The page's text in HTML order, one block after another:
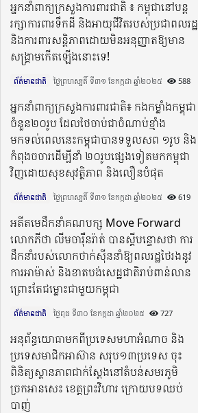
អ្នកនាំពាក្យក្រសួងការពារជាតិ ៖ កម្ពុជានៅបន្ត
រក្សាការពារទឹកដី និងអាយុជីវិតរបស់ប្រជាពលរដ្ឋ
និងការពារសន្តិភាពដោយមិនអនុញ្ញាតឱ្យមាន
សង្គ្រាមកើតឡើងនោះទេ!
ព័ត៌មានជាតិ ថ្ងៃព្រហស្បតិ៍ ទី៣១ ខែកក្កដា ឆ្នាំ២០២៥​ 588
អ្នកនាំពាក្យក្រសួងការពារជាតិ៖ កងកម្លាំងកម្ពុជា
ចំនួន២០រូប ដែលថៃចាប់ជាចំណាប់ខ្មាំង
មកទល់ពេលនេះកម្ពុជាបានទទួលសព ១រូប និង
កំពុងចចារដើម្បីនាំ ២០រូបផ្សេងទៀតមកកម្ពុជា
វិញដោយសុខសុវត្ថិភាព និងលឿនបំផុត
ព័ត៌មានជាតិ ថ្ងៃព្រហស្បតិ៍ ទី៣១ ខែកក្កដា ឆ្នាំ២០២៥​ 619
អតីតមេដឹកនាំគណបក្ស Move Forward
លោកភីថា លីមចារ៉ឺនរ៉ាត់ បានស្តីបន្ទោសថា ការ
ដឹកនាំរបស់លោកថាក់ស៉ីននាំឱ្យព​លរដ្ឋថៃរងនូវ
ការអាម៉ាស់ និងខាតបង់សេដ្ឋជាតិរាប់ពាន់លាន
ព្រោះតែជម្លោះជាមួយកម្ពុជា
ព័ត៌មានជាតិ ថ្ងៃពុធ ទី៣០ ខែកក្កដា ឆ្នាំ២០២៥​ 727
អនុព័ន្ធយោធាមកពីប្រទេសមហាអំណាច និង
ប្រទេសមាជិកអាស៊ាន សរុប១៣ប្រទេស ចុះ
ពិនិត្យស្ថានភាពជាក់ស្តែងនៅតំបន់សមរភូមិ
ច្រកអានសេះ ខេត្តព្រះវិហារ ក្រោយបទឈប់
បាញ់